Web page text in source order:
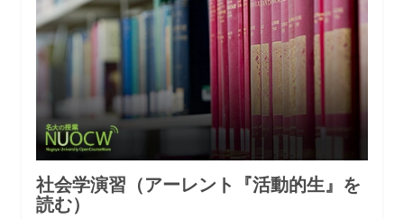
文学部・人文学研究科のビジョンを教えてくださ
い。
名古屋大学の利点は、中部・東海圏の人にとっては地元
ですし、首都圏や関西圏とくらべると物価が安いとい
う、地方・地域の大学としての特徴を持つ一方で、国際
的に活躍したいなら、そのための道が色々開かれている
ことです。
ですから、文学部・人文学研究科のビジョンもこれに沿
って、教育面では、広い人間的素養と高い語学力を備
社会学演習（アーレント『活動的生』を
読む）